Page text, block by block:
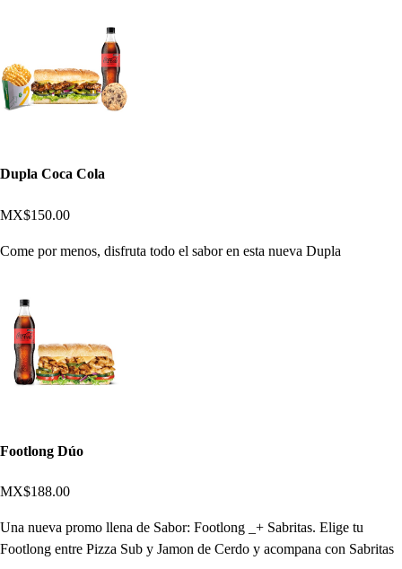
Dupla Coca Cola
MX$150.00
Come por menos, disfruta todo el sabor en esta nueva Dupla
Footlong Dúo
MX$188.00
Una nueva promo llena de Sabor: Footlong _+ Sabritas. Elige tu
Footlong entre Pizza Sub y Jamon de Cerdo y acompana con Sabritas